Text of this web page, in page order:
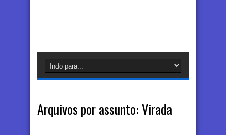
Arquivos por assunto:Virada